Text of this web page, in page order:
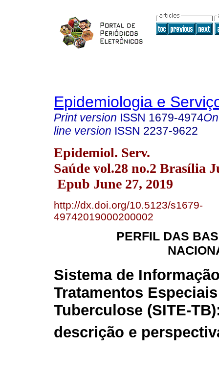
Epidemiologia e
Print version ISSN 1679-4974
line version ISSN 2237-9622
Epidemiol. Serv.
Saúde vol.28 no.2 Brasília
Epub June 27, 2019
http://dx.doi.org/10.5123/s1679-
49742019000200002
PERFIL DAS
Sistema de
Tratamentos
Tuberculose (SITE-
descrição e